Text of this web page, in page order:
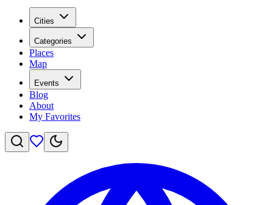
Cities
Categories
Places
Map
Events
Blog
About
My Favorites